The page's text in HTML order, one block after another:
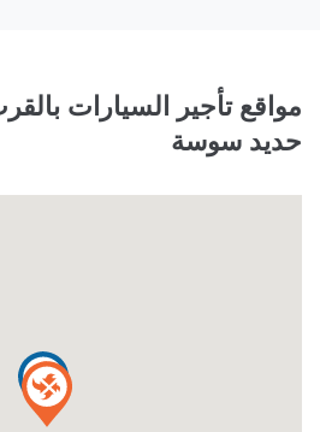
مواقع تأجير السيارات
حديد سوسة